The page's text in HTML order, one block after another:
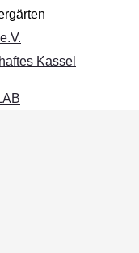
Kassel